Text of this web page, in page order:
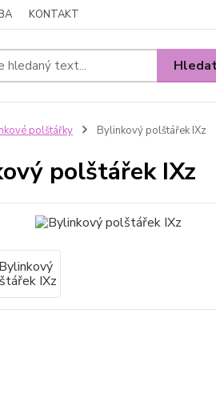
KONTAKT
polštářky Bylinkový polštářek IXz
polštářek IXz